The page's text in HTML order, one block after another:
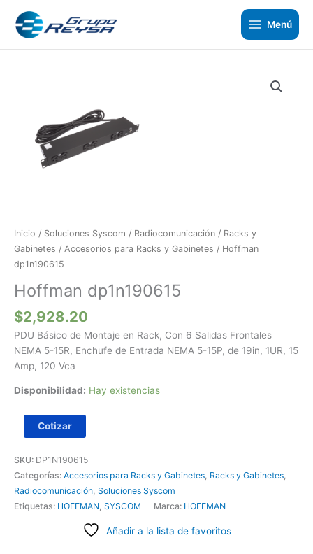
contenido
Menú
Inicio / Soluciones Syscom / Radiocomunicación / Racks y
Gabinetes / Accesorios para Racks y Gabinetes / Hoffman
dp1n190615
Hoffman dp1n190615
$2,928.20
PDU Básico de Montaje en Rack, Con 6 Salidas Frontales
NEMA 5-15R, Enchufe de Entrada NEMA 5-15P, de 19in, 1UR, 15
Amp, 120 Vca
Disponibilidad: Hay existencias
Cotizar
SKU: DP1N190615
Categorías: Accesorios para Racks y Gabinetes, Racks y Gabinetes,
Radiocomunicación, Soluciones Syscom
Etiquetas: HOFFMAN, SYSCOM Marca: HOFFMAN
Añadir a la lista de favoritos